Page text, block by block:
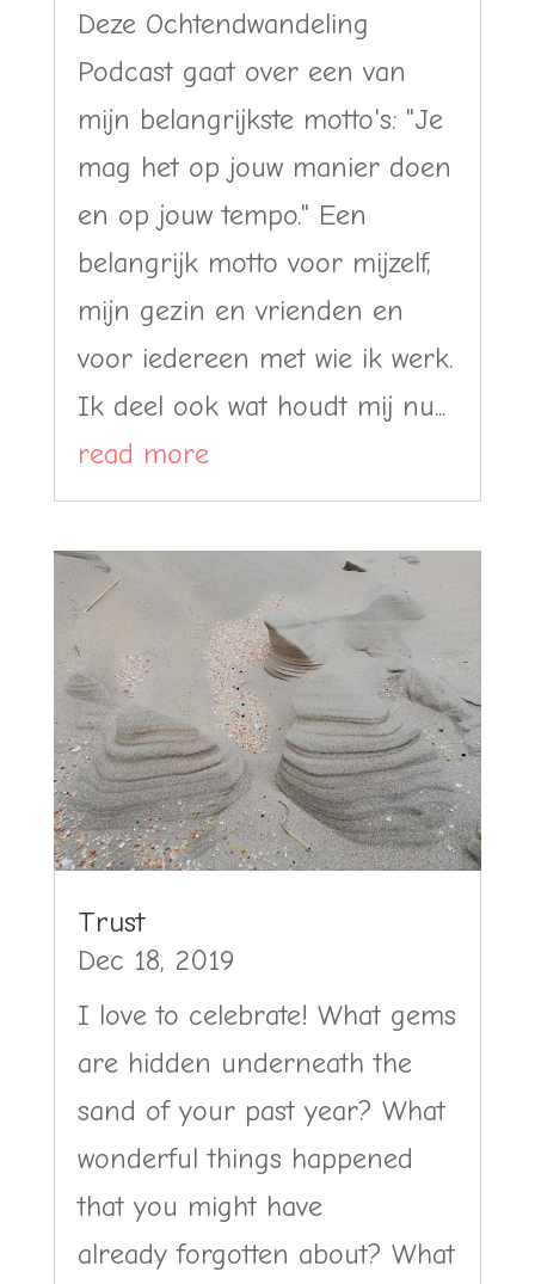
Deze Ochtendwandeling
Podcast gaat over een van
mijn belangrijkste motto's: "Je
mag het op jouw manier doen
en op jouw tempo." Een
belangrijk motto voor mijzelf,
mijn gezin en vrienden en
voor iedereen met wie ik werk.
Ik deel ook wat houdt mij nu...
read more
Trust
Dec 18, 2019
I love to celebrate! What gems
are hidden underneath the
sand of your past year? What
wonderful things happened
that you might have
already forgotten about? What